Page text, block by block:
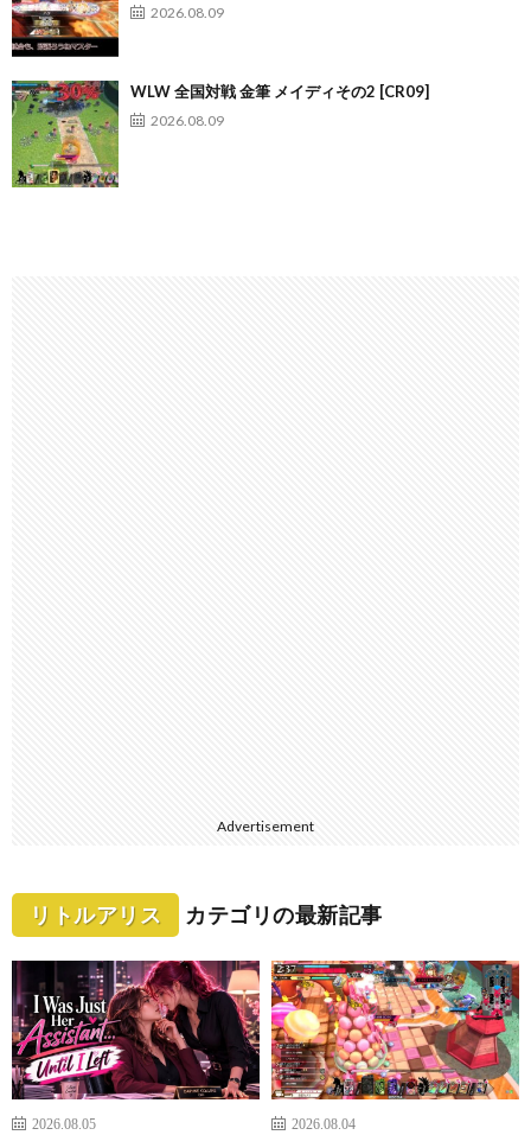
2026.08.09
WLW 全国対戦 金筆 メイディその2 [CR09]
2026.08.09
Advertisement
リトルアリス カテゴリの最新記事
2026.08.05 2026.08.04